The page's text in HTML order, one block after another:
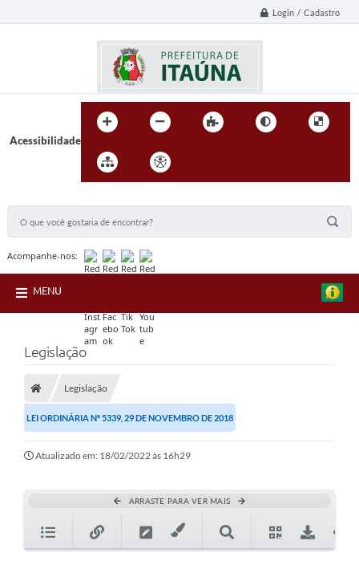
Login / Cadastro
Acessibilidade
Acompanhe-nos:
MENU
Legislação
Legislação
LEI ORDINÁRIA Nº 5339, 29 DE NOVEMBRO DE 2018
Atualizado em: 18/02/2022 às 16h29
ARRASTE PARA VER MAIS